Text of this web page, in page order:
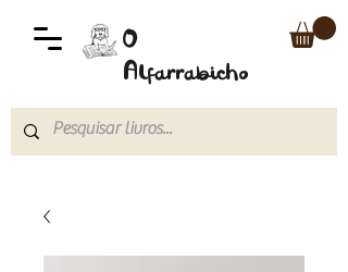
O
Alfarrabicho